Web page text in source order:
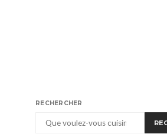
RECHERCHER